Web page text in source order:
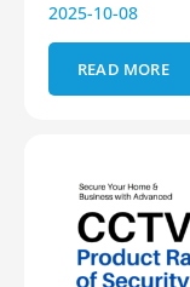
2025-10-08
READ MORE